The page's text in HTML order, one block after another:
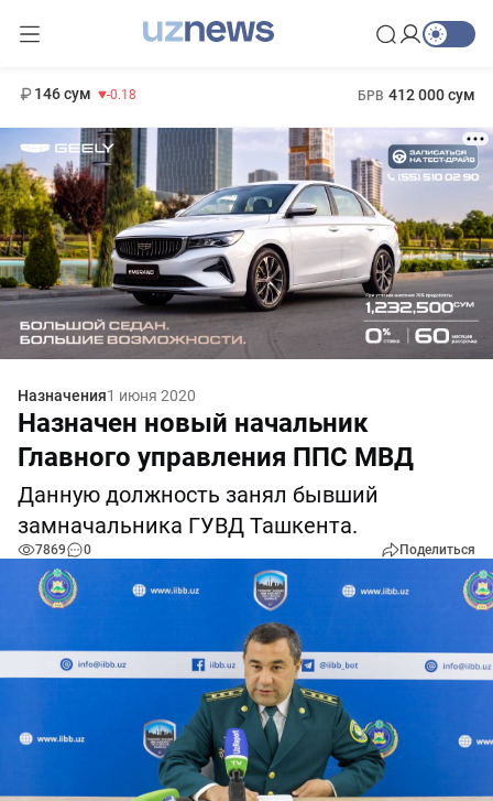
146 сум -0.18 БРВ 412 000 сум
Назначения1 июня 2020
Назначен новый начальник
Главного управления ППС МВД
Данную должность занял бывший
замначальника ГУВД Ташкента.
7869 0 Поделиться